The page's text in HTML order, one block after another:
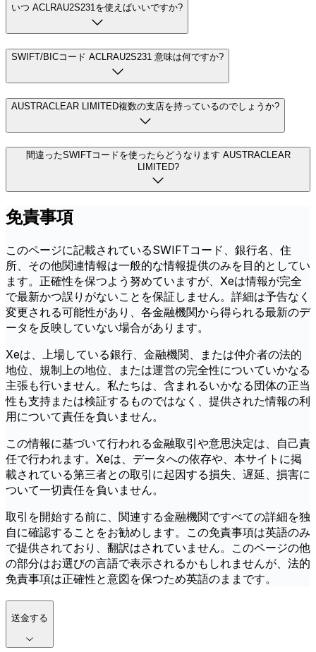
いつ ACLRAU2S231を使えばいいですか?
SWIFT/BICコード ACLRAU2S231 意味は何ですか?
AUSTRACLEAR LIMITED複数の支店を持っているのでしょうか?
間違ったSWIFTコードを使ったらどうなります AUSTRACLEAR
LIMITED?
免責事項
このページに記載されているSWIFTコード、銀行名、住
所、その他関連情報は一般的な情報提供のみを目的としてい
ます。正確性を保つよう努めていますが、Xeは情報が完全
で最新かつ誤りがないことを保証しません。詳細は予告なく
変更される可能性があり、各金融機関から得られる最新のデ
ータを反映していない場合があります。
Xeは、上場している銀行、金融機関、または仲介者の法的
地位、規制上の地位、または運営の完全性についていかなる
主張も行いません。私たちは、含まれるいかなる団体の正当
性も支持または検証するものではなく、提供された情報の利
用について責任を負いません。
この情報に基づいて行われる金融取引や意思決定は、自己責
任で行われます。Xeは、データへの依存や、本サイトに掲
載されている第三者との取引に起因する損失、遅延、損害に
ついて一切責任を負いません。
取引を開始する前に、関連する金融機関ですべての詳細を独
自に確認することをお勧めします。この免責事項は英語のみ
で提供されており、翻訳はされていません。このページの他
の部分はお選びの言語で表示されるかもしれませんが、法的
免責事項は正確性と意図を保つため英語のままです。
送金する